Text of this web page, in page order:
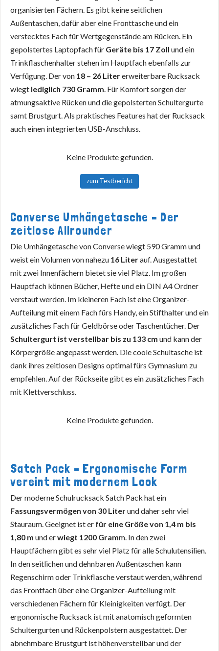
organisierten Fächern. Es gibt keine seitlichen
Außentaschen, dafür aber eine Fronttasche und ein
verstecktes Fach für Wertgegenstände am Rücken. Ein
gepolstertes Laptopfach für Geräte bis 17 Zoll und ein
Trinkflaschenhalter stehen im Hauptfach ebenfalls zur
Verfügung. Der von 18 – 26 Litererweiterbare Rucksack
wiegt lediglich 730 Gramm. Für Komfort sorgen der
atmungsaktive Rücken und die gepolsterten Schultergurte
samt Brustgurt. Als praktisches Features hat der Rucksack
auch einen integrierten USB-Anschluss.
Keine Produkte gefunden.
zum Testbericht
Converse Umhängetasche – Der
zeitlose Allrounder
Die Umhängetasche von Converse wiegt 590 Gramm und
weist ein Volumen von nahezu 16 Literauf. Ausgestattet
mit zwei Innenfächern bietet sie viel Platz. Im großen
Hauptfach können Bücher, Hefte und ein DIN A4 Ordner
verstaut werden. Im kleineren Fach ist eine Organizer-
Aufteilung mit einem Fach fürs Handy, ein Stifthalter und ein
zusätzliches Fach für Geldbörse oder Taschentücher. Der
Schultergurt ist verstellbar bis zu 133 cm und kann der
Körpergröße angepasst werden. Die coole Schultasche ist
dank ihres zeitlosen Designs optimal fürs Gymnasium zu
empfehlen. Auf der Rückseite gibt es ein zusätzliches Fach
mit Klettverschluss.
Keine Produkte gefunden.
Satch Pack – Ergonomische Form
vereint mit modernem Look
Der moderne Schulrucksack Satch Pack hat ein
Fassungsvermögen von 30 Literund daher sehr viel
Stauraum. Geeignet ist er für eine Größe von 1,4 m bis
1,80 m und erwiegt 1200 Gramm. In den zwei
Hauptfächern gibt es sehr viel Platz für alle Schulutensilien.
In den seitlichen und dehnbaren Außentaschen kann
Regenschirm oder Trinkflasche verstaut werden, während
das Frontfach über eine Organizer-Aufteilung mit
verschiedenen Fächern für Kleinigkeiten verfügt. Der
ergonomische Rucksack ist mit anatomisch geformten
Schultergurten und Rückenpolstern ausgestattet. Der
abnehmbare Brustgurt ist höhenverstellbar und der